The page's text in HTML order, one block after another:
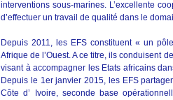
interventions sous-marines. L’excellente
d’effectuer un travail de qualité dans le
Depuis 2011, les EFS constituent « un
Afrique de l’Ouest. A ce titre, ils conduisent
visant à accompagner les Etats africains
Depuis le 1er janvier 2015, les EFS
Côte d’ Ivoire, seconde base